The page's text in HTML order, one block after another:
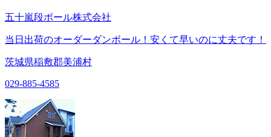
五十嵐段ボール株式会社
当日出荷のオーダーダンボール！安くて早いのに丈夫です！
茨城県稲敷郡美浦村
029-885-4585